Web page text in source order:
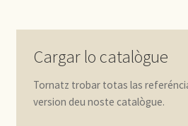
Cargar lo catalògue
Tornatz trobar totas las
version deu noste catalògue.